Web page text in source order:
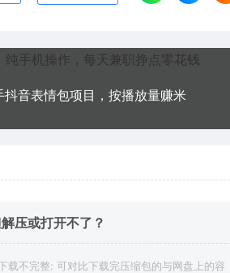
音表情包项目，按播放量赚米
压或打开不了？
载不完整: 可对比下载完压缩包的与网盘上的容